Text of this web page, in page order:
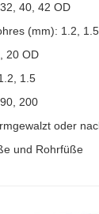
40, 42 OD
(mm): 1.2,
20 OD
1.5
200
oder
und Rohrfüße